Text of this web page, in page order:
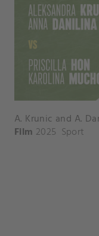
Film 2025 Sport